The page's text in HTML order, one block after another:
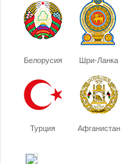
Белорусия Шри-Ланка
Турция Афганистан